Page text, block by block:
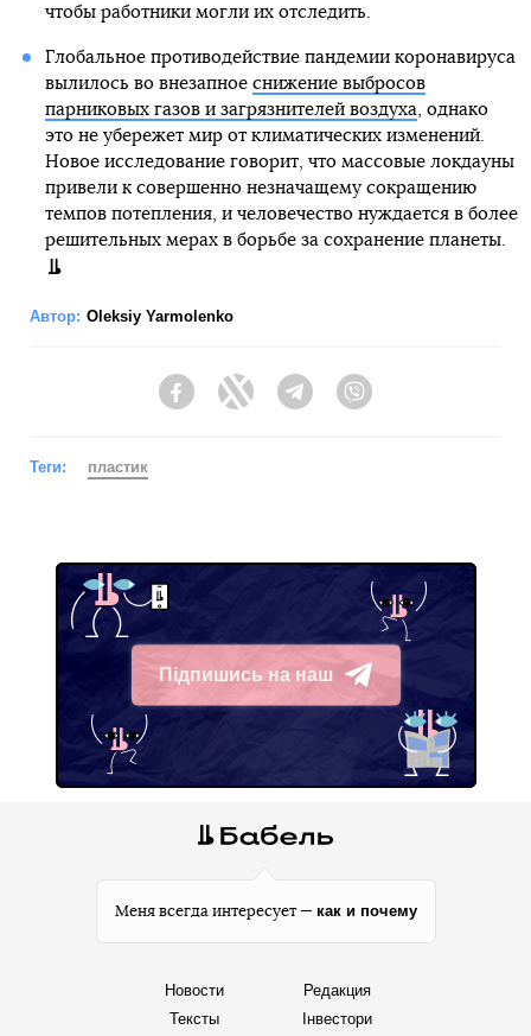
чтобы работники могли их отследить.
Глобальное противодействие пандемии коронавируса
вылилось во внезапное снижение выбросов
парниковых газов и загрязнителей воздуха, однако
это не убережет мир от климатических изменений.
Новое исследование говорит, что массовые локдауны
привели к совершенно незначащему сокращению
темпов потепления, и человечество нуждается в более
решительных мерах в борьбе за сохранение планеты.
Автор: Oleksiy Yarmolenko
FacebookTwitter Telegram
Теги: пластик
Підпишись на наш
Telegram
Меня всегда интересует — как и почему
Новости
Тексты
Редакция
Інвестори